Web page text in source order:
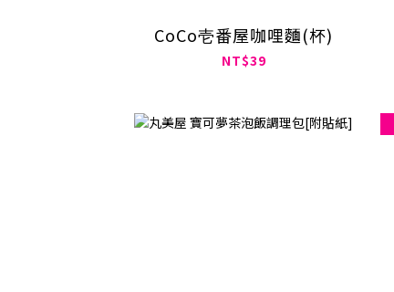
CoCo壱番屋咖哩麵(杯)
NT$39